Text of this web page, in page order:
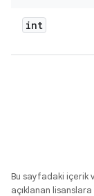
int
Bu sayfadaki içerik
açıklanan